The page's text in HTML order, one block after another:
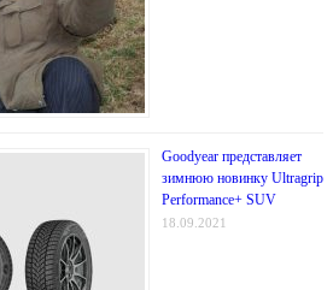
Goodyear представляет
зимнюю новинку Ultragrip
Performance+ SUV
18.09.2021